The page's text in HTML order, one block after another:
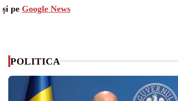
pe Google News
POLITICA